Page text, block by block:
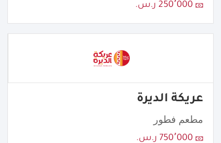
250٬000 ر.س.
عريكة الديرة
مطعم فطور
750٬000 ر.س.